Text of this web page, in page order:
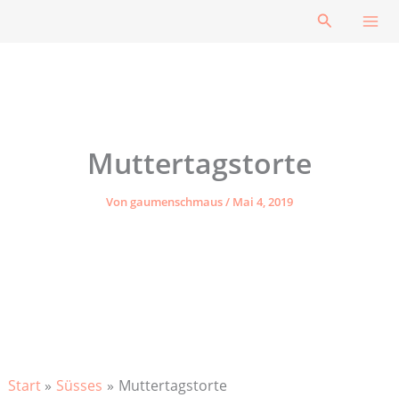
Suchen
Muttertagstorte
Vongaumenschmaus/ Mai 4, 2019
Start Süsses Muttertagstorte